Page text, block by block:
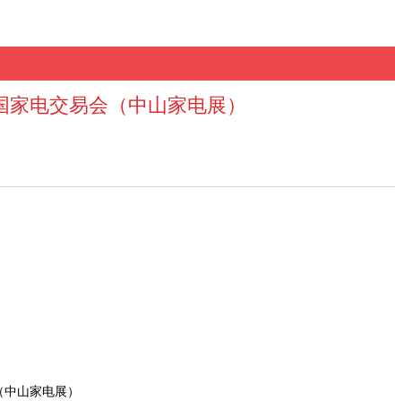
电交易会（中山家电展）
山家电展）